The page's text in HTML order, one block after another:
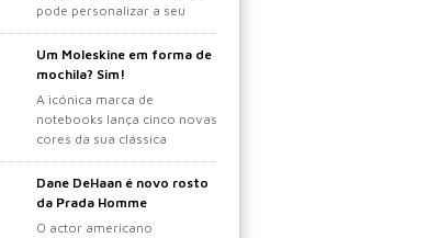
pode personalizar a seu
gosto.
Um Moleskine em forma de
mochila? Sim!
A icónica marca de
notebooks lança cinco novas
cores da sua clássica
mochila.
Dane DeHaan é novo rosto
da Prada Homme
O actor americano